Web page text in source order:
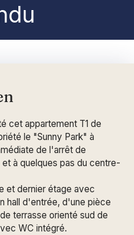
cet appartement T1 de
le "Sunny Park" à
de l'arrêt de
à quelques pas du centre-
et dernier étage avec
hall d'entrée, d'une pièce
terrasse orienté sud de
WC intégré.